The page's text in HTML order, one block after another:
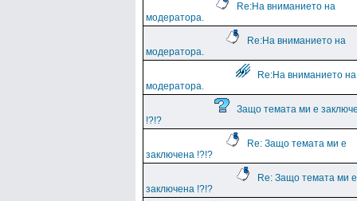
Re:На вниманието на
модератора.
Re:На вниманието на
модератора.
Re:На вниманието на
модератора.
Защо темата ми е
!?!?
Re: Защо темата ми е
заключена !?!?
Re: Защо темата ми е
заключена !?!?